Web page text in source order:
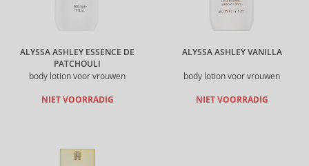
ALYSSA ASHLEY ESSENCE DE
PATCHOULI
body lotion voor vrouwen
NIET VOORRADIG
ALYSSA ASHLEY VANILLA
body lotion voor vrouwen
NIET VOORRADIG